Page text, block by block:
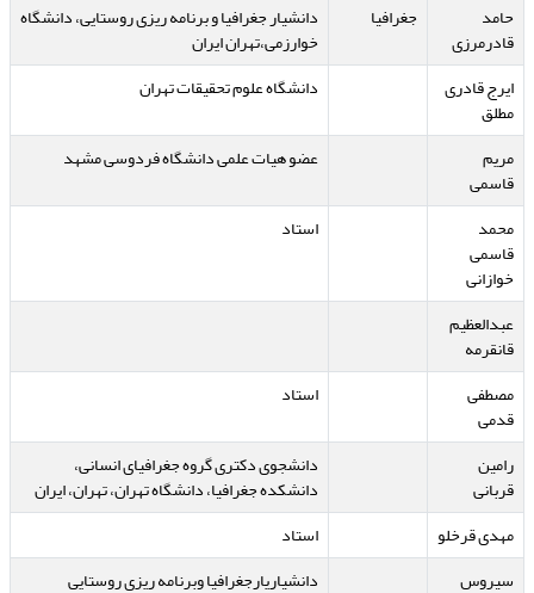
حامد
قادرمرزی
جغرافیا دانشیار جغرافیا و برنامه ریزی روستایی، دانشگاه
خوارزمی،تهران ایران
ایرج قادری
مطلق
دانشگاه علوم تحقیقات تهران
مریم
قاسمی
عضو هیات علمی دانشگاه فردوسی مشهد
محمد
قاسمی
خوازانی
استاد
عبدالعظیم
قانقرمه
مصطفی
قدمی
استاد
رامین
قربانی
دانشجوی دکتری گروه جغرافیای انسانی،
دانشکده جغرافیا، دانشگاه تهران، تهران، ایران
مهدی قرخلو
استاد
سیروس
دانشیاریارجغرافیا وبرنامه ریزی روستایی